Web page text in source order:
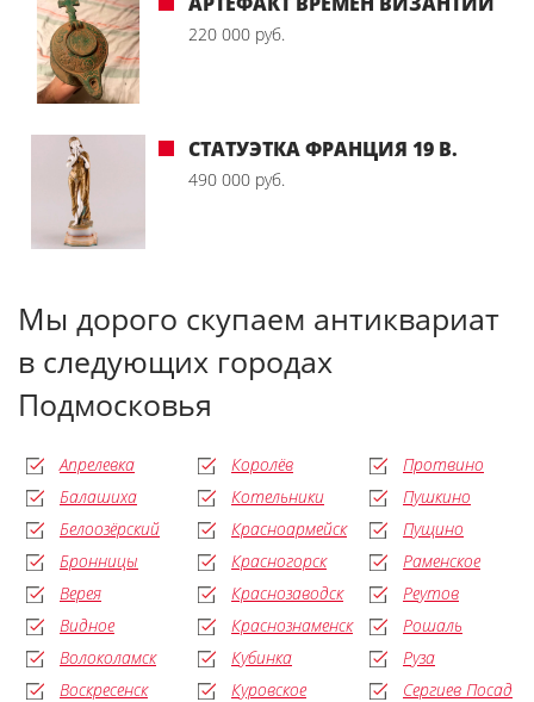
220 000 руб.
СТАТУЭТКА ФРАНЦИЯ 19 В.
490 000 руб.
Мы дорого скупаем антиквариат
в следующих городах
Подмосковья
Апрелевка
Балашиха
Белоозёрский
Бронницы
Верея
Видное
Волоколамск
Воскресенск
Королёв
Котельники
Красноармейск
Красногорск
Краснозаводск
Краснознаменск
Кубинка
Куровское
Протвино
Пушкино
Пущино
Раменское
Реутов
Рошаль
Руза
Сергиев Посад